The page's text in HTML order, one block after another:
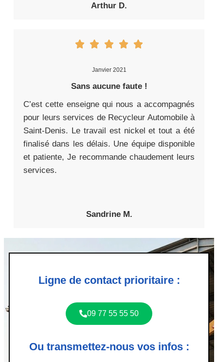
Arthur D.
Janvier 2021
Sans aucune faute !
C’est cette enseigne qui nous a accompagnés
pour leurs services de Recycleur Automobile à
Saint-Denis. Le travail est nickel et tout a été
finalisé dans les délais. Une équipe disponible
et patiente, Je recommande chaudement leurs
services.
Sandrine M.
Ligne de contact prioritaire :
09 77 55 55 50
Ou transmettez-nous vos infos :